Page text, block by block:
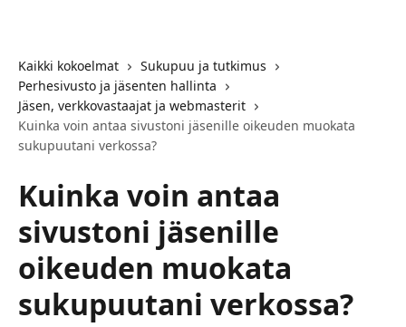
Kaikki kokoelmat
Sukupuu ja tutkimus
Perhesivusto ja jäsenten hallinta
Jäsen, verkkovastaajat ja webmasterit
Kuinka voin antaa sivustoni jäsenille oikeuden muokata
sukupuutani verkossa?
Kuinka voin antaa
sivustoni jäsenille
oikeuden muokata
sukupuutani verkossa?